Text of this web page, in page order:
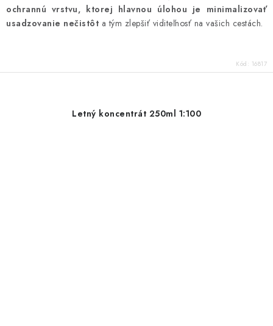
ochrannú vrstvu, ktorej hlavnou úlohou je minimalizovať
usadzovanie nečistôt a tým zlepšiť viditeľnosť na vašich cestách.
Kód: 16817
Letný koncentrát 250ml 1:100